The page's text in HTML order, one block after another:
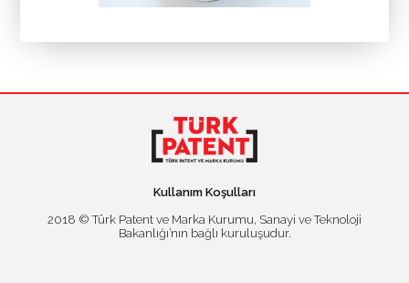
Kullanım Koşulları
2018 © Türk Patent ve Marka Kurumu, Sanayi ve Teknoloji
Bakanlığı’nın bağlı kuruluşudur.